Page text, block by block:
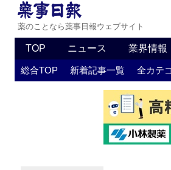
薬のことなら薬事日報ウェブサイト
TOP ニュース 業界情報
総合TOP 新着記事一覧 全カテ